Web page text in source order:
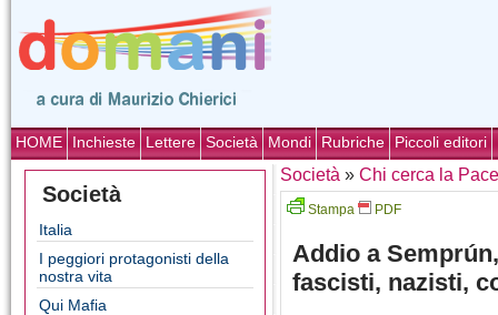
HOME Inchieste Lettere Società Mondi Rubriche Piccoli editori
Società
Italia
I peggiori protagonisti della
nostra vita
Qui Mafia
Società » Chi cerca la Pace
Stampa PDF
Addio a
fascisti, nazisti,